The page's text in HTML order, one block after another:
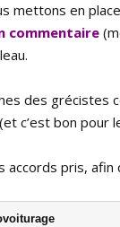
mettons en
commentaire
des grécistes
c’est bon pour
accords pris,